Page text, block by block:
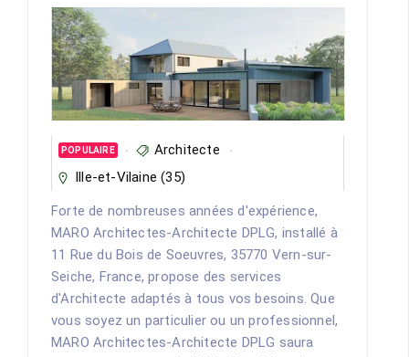
POPULAIRE
Architecte
Ille-et-Vilaine (35)
Forte de nombreuses années d'expérience,
MARO Architectes-Architecte DPLG, installé à
11 Rue du Bois de Soeuvres, 35770 Vern-sur-
Seiche, France, propose des services
d'Architecte adaptés à tous vos besoins. Que
vous soyez un particulier ou un professionnel,
MARO Architectes-Architecte DPLG saura